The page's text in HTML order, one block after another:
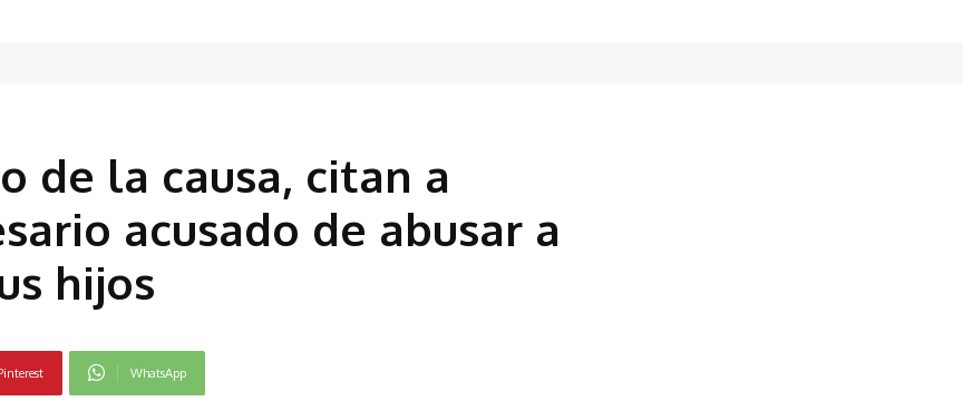
de la causa, citan a
acusado de abusar a
hijos
WhatsApp